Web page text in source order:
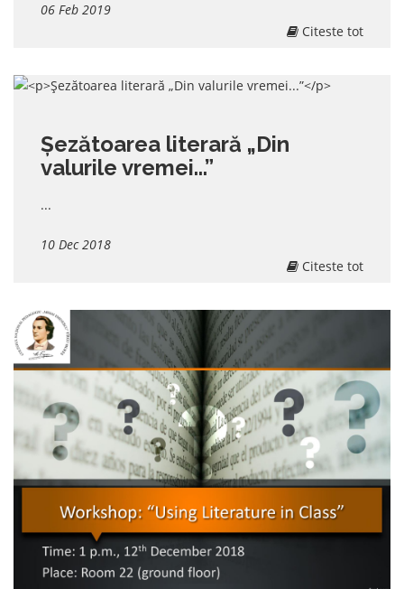
06 Feb 2019
Citeste tot
Șezătoarea literară „Din
valurile vremei...”
...
10 Dec 2018
Citeste tot